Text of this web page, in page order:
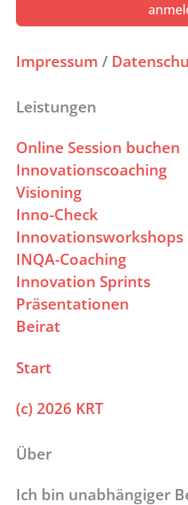
Impressum /
Leistungen
Online Session buchen
Innovationscoaching
Visioning
Inno-Check
Innovationsworkshops
INQA-Coaching
Innovation Sprints
Präsentationen
Beirat
Start
(c) 2026 KRT
Über
Ich bin unabhängiger